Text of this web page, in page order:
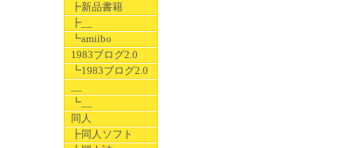
┣新品書籍
┣__
┗amiibo
1983ブログ2.0
┗1983ブログ2.0
┗__
同人
┣同人ソフト